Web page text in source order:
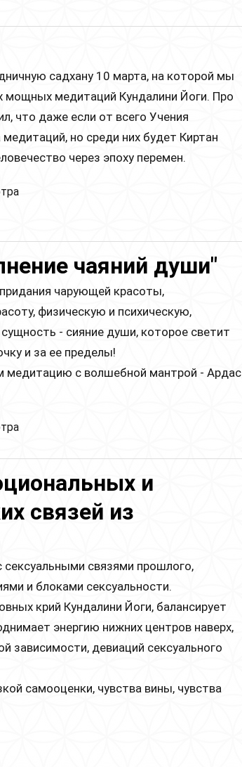
садхану 10 марта, на которой мы
мощных медитаций Кундалини Йоги. Про
что даже если от всего Учения
но среди них будет Киртан
через эпоху перемен.
садхана!
чаяний души"
чарующей красоты,
физическую и психическую,
- сияние души, которое светит
и за ее пределы!
медитацию с волшебной мантрой - Ардас
класс "Исполнение чаяний души"
и
связей из
связями прошлого,
и блоками сексуальности.
крий Кундалини Йоги, балансирует
энергию нижних центров наверх,
зависимости, девиаций сексуального
самооценки, чувства вины, чувства